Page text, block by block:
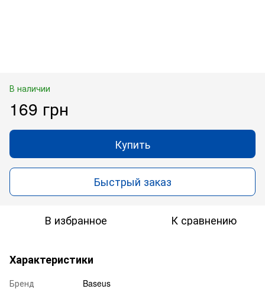
В наличии
169 грн
Купить
Быстрый заказ
В избранное К сравнению
Характеристики
Бренд
Baseus